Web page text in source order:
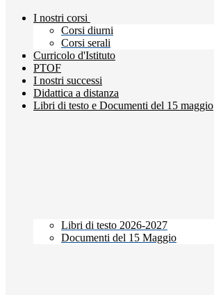
I nostri corsi
Corsi diurni
Corsi serali
Curricolo d'Istituto
PTOF
I nostri successi
Didattica a distanza
Libri di testo e Documenti del 15 maggio
Libri di testo 2026-2027
Documenti del 15 Maggio